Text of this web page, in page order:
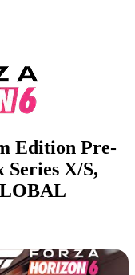
Edition Pre-
Series X/S,